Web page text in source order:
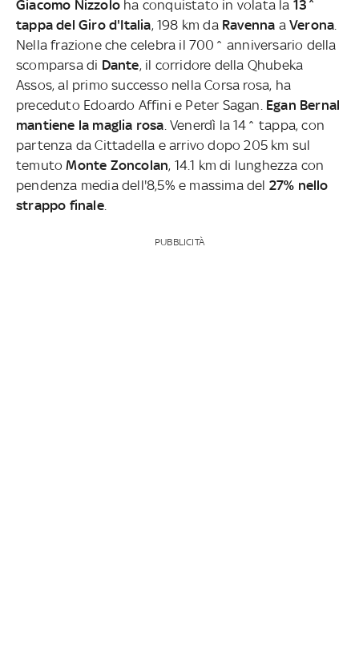
Giacomo Nizzolo ha conquistato in volata la 13^
tappa del Giro d'Italia, 198 km da Ravenna aVerona
Nella frazione che celebra il 700^ anniversario della
scomparsa di Dante, il corridore della Qhubeka
Assos, al primo successo nella Corsa rosa, ha
preceduto Edoardo Affini e Peter Sagan. Egan Bernal
mantiene la maglia rosa . Venerdì la 14^ tappa, con
partenza da Cittadella e arrivo dopo 205 km sul
temutoMonte Zoncolan, 14.1 km di lunghezza con
pendenza media dell'8,5% e massima del 27% nello
strappo finale.
PUBBLICITÀ